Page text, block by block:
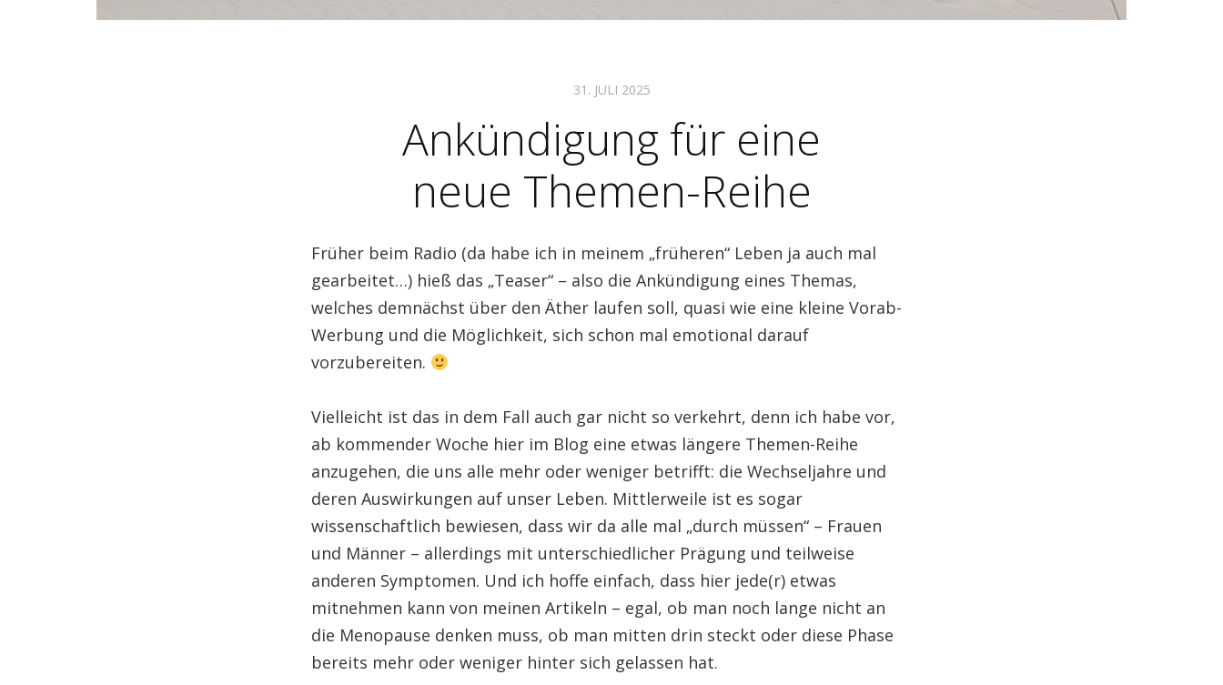
31. JULI 2025
Ankündigung für eine
neue Themen-Reihe
Früher beim Radio (da habe ich in meinem „früheren“ Leben ja auch mal
gearbeitet…) hieß das „Teaser“ – also die Ankündigung eines Themas,
welches demnächst über den Äther laufen soll, quasi wie eine kleine Vorab-
Werbung und die Möglichkeit, sich schon mal emotional darauf
vorzubereiten.
Vielleicht ist das in dem Fall auch gar nicht so verkehrt, denn ich habe vor,
ab kommender Woche hier im Blog eine etwas längere Themen-Reihe
anzugehen, die uns alle mehr oder weniger betrifft: die Wechseljahre und
deren Auswirkungen auf unser Leben. Mittlerweile ist es sogar
wissenschaftlich bewiesen, dass wir da alle mal „durch müssen“ – Frauen
und Männer – allerdings mit unterschiedlicher Prägung und teilweise
anderen Symptomen. Und ich hoffe einfach, dass hier jede(r) etwas
mitnehmen kann von meinen Artikeln – egal, ob man noch lange nicht an
die Menopause denken muss, ob man mitten drin steckt oder diese Phase
bereits mehr oder weniger hinter sich gelassen hat.